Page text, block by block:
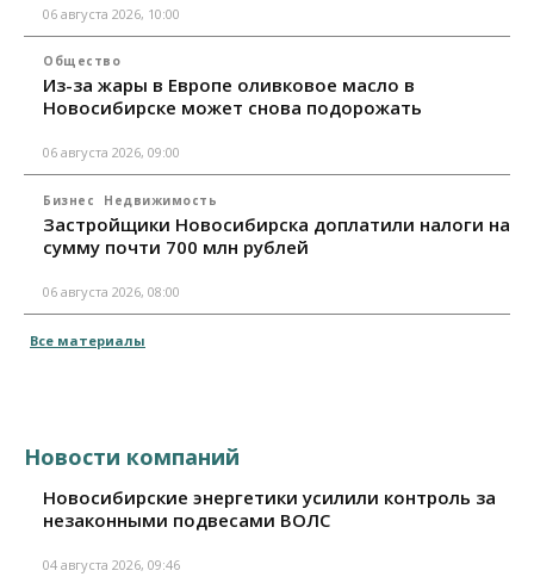
06 августа 2026, 10:00
Общество
Из-за жары в Европе оливковое масло в
Новосибирске может снова подорожать
06 августа 2026, 09:00
Бизнес Недвижимость
Застройщики Новосибирска доплатили налоги на
сумму почти 700 млн рублей
06 августа 2026, 08:00
Все материалы
Новости компаний
Новосибирские энергетики усилили контроль за
незаконными подвесами ВОЛС
04 августа 2026, 09:46